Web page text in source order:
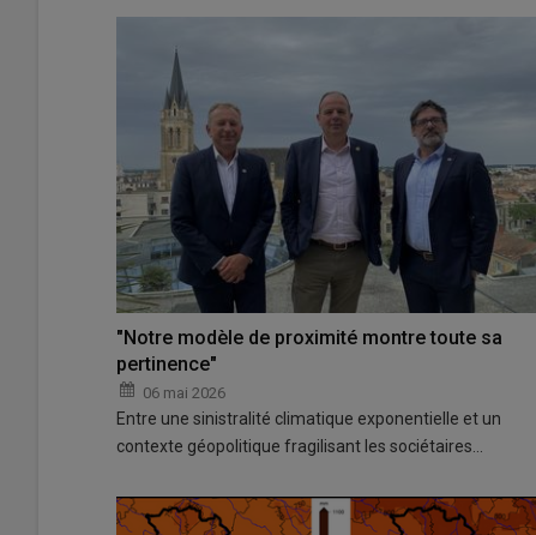
"Notre modèle de proximité montre toute sa
pertinence"
06 mai 2026
Entre une sinistralité climatique exponentielle et un
contexte géopolitique fragilisant les sociétaires…